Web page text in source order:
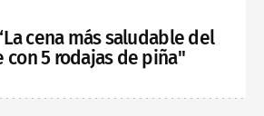
cena más saludable del
con 5 rodajas de piña"